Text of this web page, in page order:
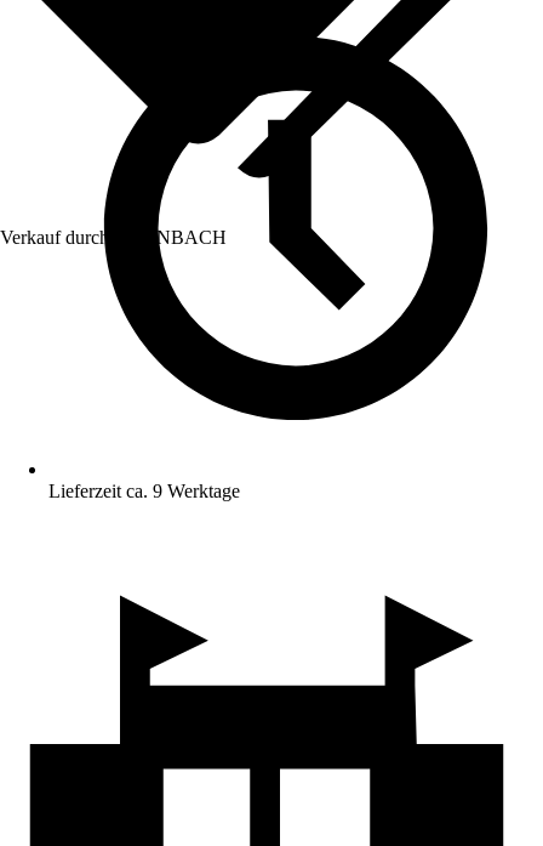
Verkauf durch: HORNBACH
Lieferzeit ca. 9 Werktage